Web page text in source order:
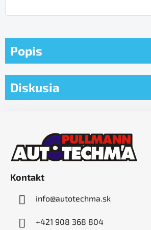
Popis
Diskusia
Kontakt
info@autotechma.sk
+421 908 368 804